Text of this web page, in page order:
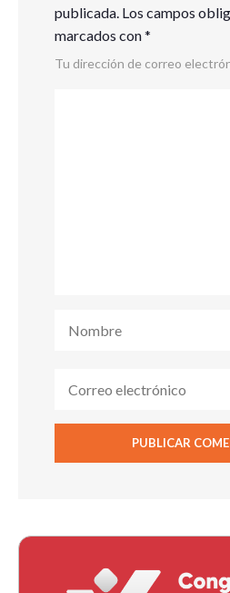
publicada. Los campos
marcados con*
Tu dirección de correo